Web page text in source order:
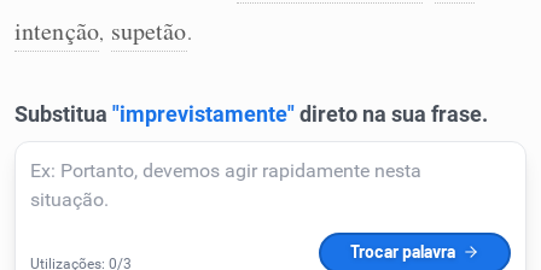
Sinônimos
intenção, supetão.